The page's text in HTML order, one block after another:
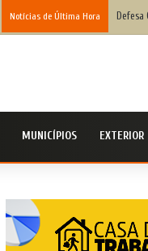
Notícias de Última Hora
MUNICÍPIOS EXTERIOR